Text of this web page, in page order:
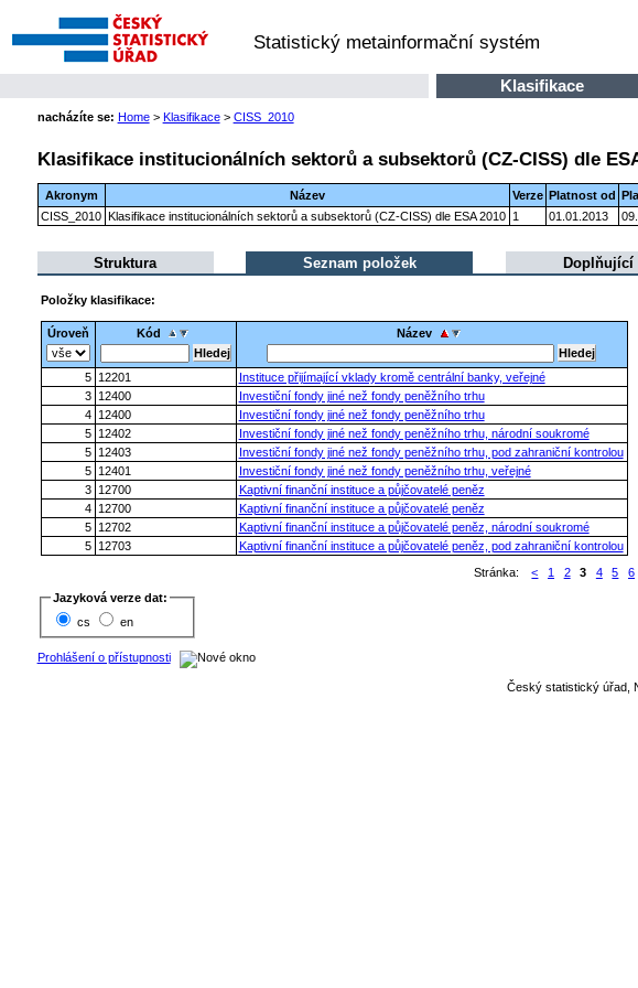
Statistický metainformační systém
Klasifikace
nacházíte se: Home> Klasifikace> CISS_2010
Klasifikace institucionálních sektorů a subsektorů (CZ-CISS) dle
Akronym Název Verze Platnost od
CISS_2010 Klasifikace institucionálních sektorů a subsektorů (CZ-CISS) dle ESA 2010 1 01.01.2013
Struktura Seznam položek Doplňující
Položky klasifikace:
Úroveň Kód Název
5 12201
Instituce přijímající vklady kromě centrální banky, veřejné
3 12400
Investiční fondy jiné než fondy peněžního trhu
4 12400
Investiční fondy jiné než fondy peněžního trhu
5 12402
Investiční fondy jiné než fondy peněžního trhu, národní soukromé
5 12403
Investiční fondy jiné než fondy peněžního trhu, pod zahraniční kontrolou
5 12401
Investiční fondy jiné než fondy peněžního trhu, veřejné
3 12700
Kaptivní finanční instituce a půjčovatelé peněz
4 12700
Kaptivní finanční instituce a půjčovatelé peněz
5 12702
Kaptivní finanční instituce a půjčovatelé peněz, národní soukromé
5 12703
Kaptivní finanční instituce a půjčovatelé peněz, pod zahraniční kontrolou
Stránka: < 1 2 3 4 5 6
Jazyková verze dat:
cs
en
Prohlášení o přístupnosti
Český statistický úřad,